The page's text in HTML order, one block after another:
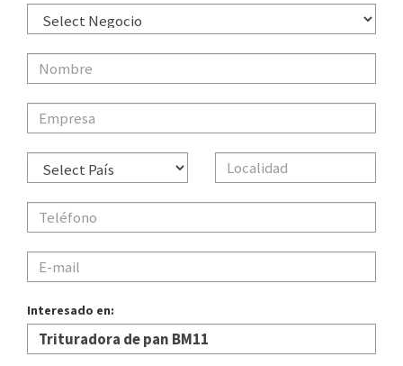
Interesado en: